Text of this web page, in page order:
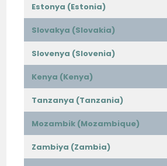
Estonya (Estonia)
Slovakya (Slovakia)
Slovenya (Slovenia)
Kenya (Kenya)
Tanzanya (Tanzania)
Mozambik (Mozambique)
Zambiya (Zambia)